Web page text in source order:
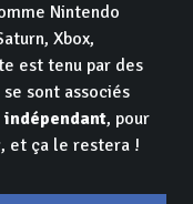
Nintendo
Xbox,
est tenu par des
se sont associés
, pour
, et ça le restera !